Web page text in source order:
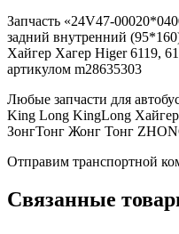
Запчасть «24V47-
задний внутренний
Хайгер Хагер Higer 6119,
артикулом m28635303
Любые запчасти для
King Long KingLong
ЗонгТонг Жонг Тонг
Отправим транспортной
Связанные